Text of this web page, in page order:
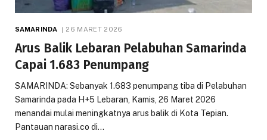
SAMARINDA 26 MARET 2026
Arus Balik Lebaran Pelabuhan Samarinda
Capai 1.683 Penumpang
SAMARINDA: Sebanyak 1.683 penumpang tiba di Pelabuhan
Samarinda pada H+5 Lebaran, Kamis, 26 Maret 2026
menandai mulai meningkatnya arus balik di Kota Tepian.
Pantauan narasi.co di…